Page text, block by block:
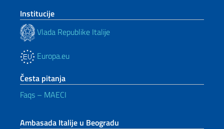
Institucije
Vlada Republike Italije
Europa.eu
Česta pitanja
Faqs – MAECI
Ambasada Italije u Beogradu